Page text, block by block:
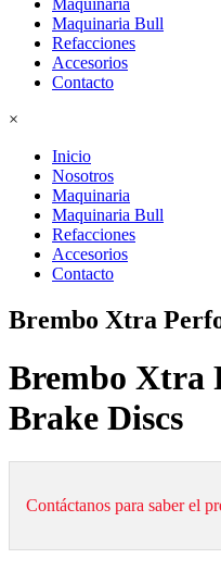
Maquinaria Bull
Refacciones
Accesorios
Contacto
×
Inicio
Nosotros
Maquinaria
Maquinaria Bull
Refacciones
Accesorios
Contacto
Brembo Xtra
Brembo Xtra
Brake Discs
Contáctanos para saber el